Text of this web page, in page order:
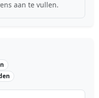
aan te vullen.